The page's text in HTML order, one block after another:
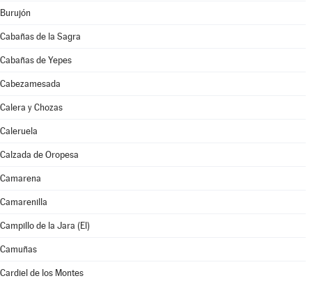
Burujón
Cabañas de la Sagra
Cabañas de Yepes
Cabezamesada
Calera y Chozas
Caleruela
Calzada de Oropesa
Camarena
Camarenilla
Campillo de la Jara (El)
Camuñas
Cardiel de los Montes